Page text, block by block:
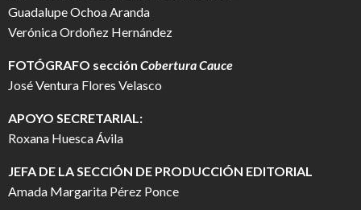
Guadalupe Ochoa Aranda
Verónica Ordoñez Hernández
FOTÓGRAFO sección Cobertura Cauce
José Ventura Flores Velasco
APOYO SECRETARIAL:
Roxana Huesca Ávila
JEFA DE LA SECCIÓN DE PRODUCCIÓN EDITORIAL
Amada Margarita Pérez Ponce